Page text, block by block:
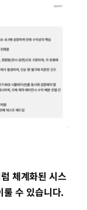
체계화된 시스
룰 수 있습니다.